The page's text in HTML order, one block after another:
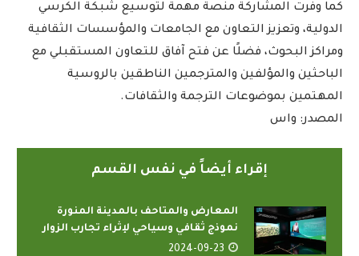
كما وفرت المشاركة منصة مهمة لتوسيع شبكة الكرسي
الدولية، وتعزيز التعاون مع الجامعات والمؤسسات الثقافية
ومراكز البحوث، فضلًا عن فتح آفاق للتعاون المستقبلي مع
الباحثين والمؤلفين والمترجمين الناطقين بالروسية
المهتمين بموضوعات الترجمة والثقافات.
المصدر: واس
إقراء أيضاً في نفس القسم
المعارض والمتاحف بالمدينة المنورة
نموذج ثقافي وسياحي لإثراء تجارب الزوار
2024-09-23